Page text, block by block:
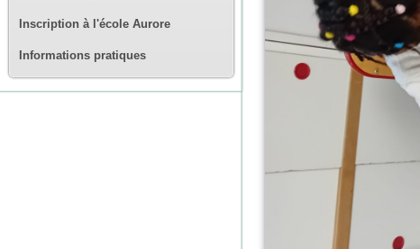
Inscription à l'école Aurore
Informations pratiques